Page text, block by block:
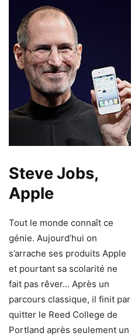
Steve Jobs,
Apple
Tout le monde connaît ce
génie. Aujourd’hui on
s’arrache ses produits Apple
et pourtant sa scolarité ne
fait pas rêver… Après un
parcours classique, il finit par
quitter le Reed College de
Portland après seulement un